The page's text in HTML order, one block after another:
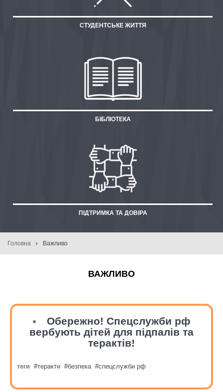
СТУДЕНТСЬКЕ ЖИТТЯ
БІБЛІОТЕКА
ПІДТРИМКА ТА ДОВІРА
Головна Важливо
ВАЖЛИВО
Обережно! Спецслужби рф
вербують дітей для підпалів та
терактів!
теги теракти безпека спецслужби рф